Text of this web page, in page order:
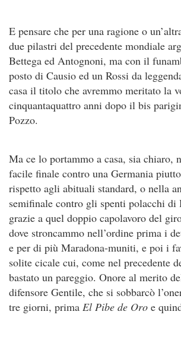
E pensare che per una ragione o
due pilastri del precedente mondiale
Bettega ed Antognoni, ma con il
posto di Causio ed un Rossi da
casa il titolo che avremmo meritato la
cinquantaquattro anni dopo il bis
Pozzo.
Ma ce lo portammo a casa, sia chiaro,
facile finale contro una Germania
rispetto agli abituali standard, o nella
semifinale contro gli spenti polacchi di
grazie a quel doppio capolavoro del
dove stroncammo nell’ordine prima i
e per di più Maradona-muniti, e poi i
solite cicale cui, come nel precedente
bastato un pareggio. Onore al merito
difensore Gentile, che si sobbarcò
tre giorni, prima El Pibe de Oro e